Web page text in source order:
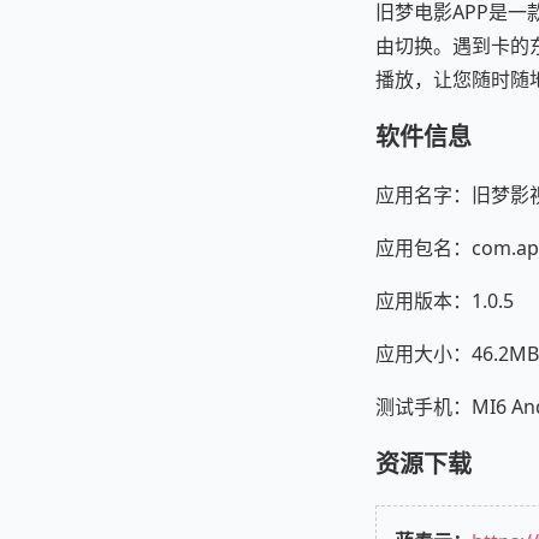
旧梦电影APP是一
由切换。遇到卡的
播放，让您随时随
软件信息
应用名字：旧梦影
应用包名：
应用版本：1.0.5
应用大小：46.2MB
测试手机：MI6
资源下载